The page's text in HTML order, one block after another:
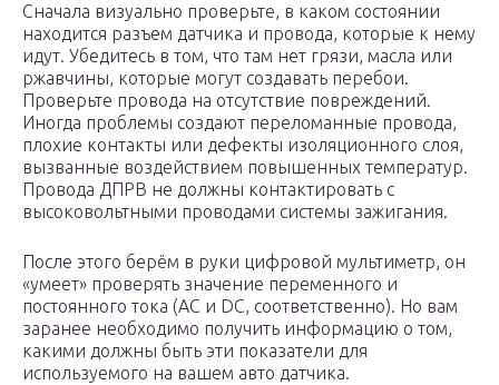
Сначала визуально проверьте, в каком состоянии
находится разъем датчика и провода, которые к нему
идут. Убедитесь в том, что там нет грязи, масла или
ржавчины, которые могут создавать перебои.
Проверьте провода на отсутствие повреждений.
Иногда проблемы создают переломанные провода,
плохие контакты или дефекты изоляционного слоя,
вызванные воздействием повышенных температур.
Провода ДПРВ не должны контактировать с
высоковольтными проводами системы зажигания.
После этого берём в руки цифровой мультиметр, он
«умеет» проверять значение переменного и
постоянного тока (AC и DC, соответственно). Но вам
заранее необходимо получить информацию о том,
какими должны быть эти показатели для
используемого на вашем авто датчика.